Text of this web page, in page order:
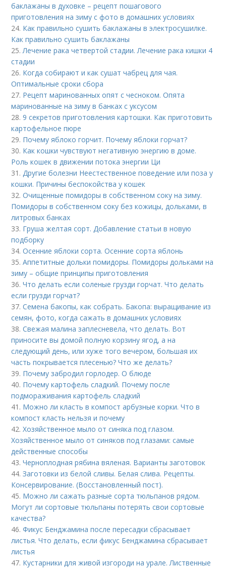
баклажаны в духовке – рецепт пошагового
приготовления на зиму с фото в домашних условиях
24. Как правильно сушить баклажаны в электросушилке.
Как правильно сушить баклажаны
25. Лечение рака четвертой стадии. Лечение рака кишки 4
стадии
26. Когда собирают и как сушат чабрец для чая.
Оптимальные сроки сбора
27. Рецепт маринованных опят с чесноком. Опята
маринованные на зиму в банках с уксусом
28.9 секретов приготовления картошки. Как приготовить
картофельное пюре
29. Почему яблоко горчит. Почему яблоки горчат?
30. Как кошки чувствуют негативную энергию в доме.
Роль кошек в движении потока энергии Ци
31. Другие болезни Неестественное поведение или поза у
кошки. Причины беспокойства у кошек
32.Очищенные помидоры в собственном соку на зиму.
Помидоры в собственном соку без кожицы, дольками, в
литровых банках
33. Груша желтая сорт. Добавление статьи в новую
подборку
34.Осенние яблоки сорта. Осенние сорта яблонь
35.Аппетитные дольки помидоры. Помидоры дольками на
зиму – общие принципы приготовления
36.Что делать если соленые грузди горчат. Что делать
если грузди горчат?
37.Семена бакопы, как собрать. Бакопа: выращивание из
семян, фото, когда сажать в домашних условиях
38.Свежая малина заплесневела, что делать. Вот
приносите вы домой полную корзину ягод, а на
следующий день, или хуже того вечером, большая их
часть покрывается плесенью? Что же делать?
39. Почему забродил горлодер. О блюде
40. Почему картофель сладкий. Почему после
подмораживания картофель сладкий
41. Можно ли класть в компост арбузные корки. Что в
компост класть нельзя и почему
42.Хозяйственное мыло от синяка под глазом.
Хозяйственное мыло от синяков под глазами: самые
действенные способы
43.Черноплодная рябина вяленая. Варианты заготовок
44.Заготовки из белой сливы. Белая слива. Рецепты.
Консервирование. (Восстановленный пост).
45. Можно ли сажать разные сорта тюльпанов рядом.
Могут ли сортовые тюльпаны потерять свои сортовые
качества?
46.Фикус Бенджамина после пересадки сбрасывает
листья. Что делать, если фикус Бенджамина сбрасывает
листья
47. Кустарники для живой изгороди на урале. Лиственные